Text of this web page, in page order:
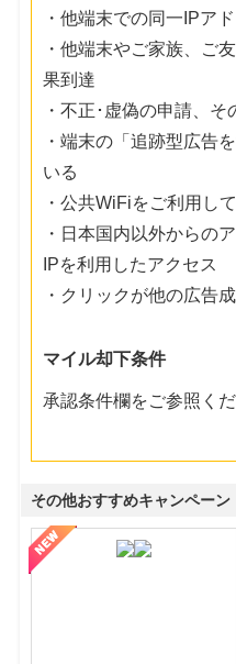
・他端末での同一IPア
・他端末やご家族、ご
果到達
・不正･虚偽の申請、そ
・端末の「追跡型広告
いる
・公共WiFiをご利用し
・日本国内以外からの
IPを利用したアクセス
・クリックが他の広告
マイル却下条件
承認条件欄をご参照く
その他おすすめキャンペーン